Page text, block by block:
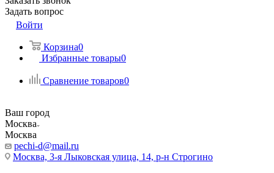
Задать вопрос
Войти
Корзина0
Избранные товары0
Сравнение товаров0
Ваш город
Москва
Москва
pechi-d@mail.ru
Москва, 3-я Лыковская улица, 14, р-н Строгино